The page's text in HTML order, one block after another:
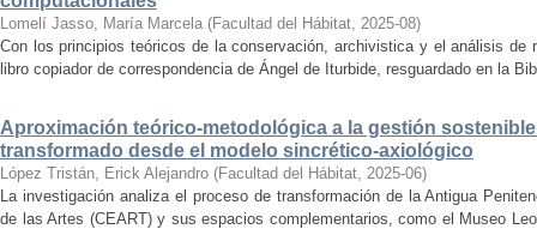
Lomelí Jasso, María Marcela (Facultad del Hábitat, 2025-08)
Con los principios teóricos de la conservación, archivistica y el análisis de
libro copiador de correspondencia de Ángel de Iturbide, resguardado en la
Aproximación teórico-metodológica a la gestión
transformado desde el modelo sincrético-axiológico
López Tristán, Erick Alejandro (Facultad del Hábitat, 2025-06)
La investigación analiza el proceso de transformación de la Antigua
de las Artes (CEART) y sus espacios complementarios, como el Museo